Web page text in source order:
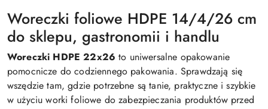
Woreczki foliowe HDPE 14/4/26 cm
do sklepu, gastronomii i handlu
Woreczki HDPE 22x26 to uniwersalne opakowanie
pomocnicze do codziennego pakowania. Sprawdzają się
wszędzie tam, gdzie potrzebne są tanie, praktyczne i szybkie
w użyciu worki foliowe do zabezpieczania produktów przed